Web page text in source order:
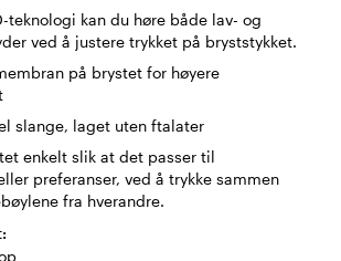
teknologi kan du høre både lav- og
ved å justere trykket på bryststykket.
på brystet for høyere
slange, laget uten ftalater
enkelt slik at det passer til
preferanser, ved å trykke sammen
fra hverandre.